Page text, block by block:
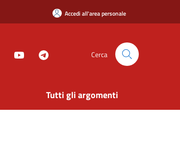
Accedi all'area personale
Cerca
Tutti gli argomenti